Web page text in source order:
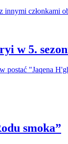
innymi członkami
w 5.
postać "Jaqena
smoka”